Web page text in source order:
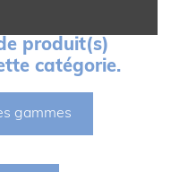
produit(s)
catégorie.
gammes